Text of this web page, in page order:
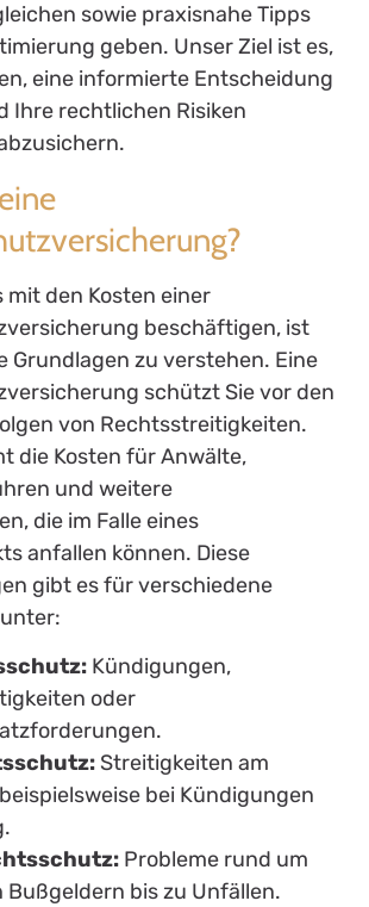
sowie praxisnahe Tipps
geben. Unser Ziel ist es,
eine informierte Entscheidung
Ihre rechtlichen Risiken
mit den Kosten einer
beschäftigen, ist
Grundlagen zu verstehen. Eine
schützt Sie vor den
von Rechtsstreitigkeiten.
die Kosten für Anwälte,
und weitere
die im Falle eines
anfallen können. Diese
gibt es für verschiedene
Kündigungen,
oder
Streitigkeiten am
bei Kündigungen
Probleme rund um
Bußgeldern bis zu Unfällen.